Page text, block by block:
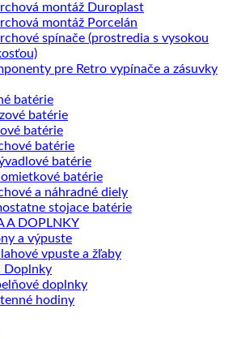
montáž Duroplast
montáž Porcelán
spínače (prostredia s vysokou
pre Retro vypínače a zásuvky
batérie
batérie
batérie
batérie
batérie
batérie
a náhradné diely
stojace batérie
A DOPLNKY
a výpuste
vpuste a žľaby
Doplnky
doplnky
hodiny